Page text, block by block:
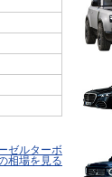
ゼルターボ
相場を見る